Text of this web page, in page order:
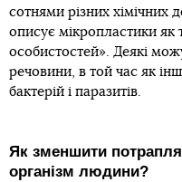
сотнями різних хімічних
описує мікропластики як
особистостей». Деякі
речовини, в той час як
бактерій і паразитів.
Як зменшити
організм людини?